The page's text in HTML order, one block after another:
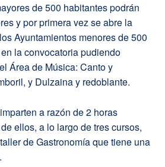
de 500 habitantes podrán
y por primera vez se abre la
Ayuntamientos menores de 500
la convocatoria pudiendo
Área de Música: Canto y
y Dulzaina y redoblante.
a razón de 2 horas
ellos, a lo largo de tres cursos,
de Gastronomía que tiene una